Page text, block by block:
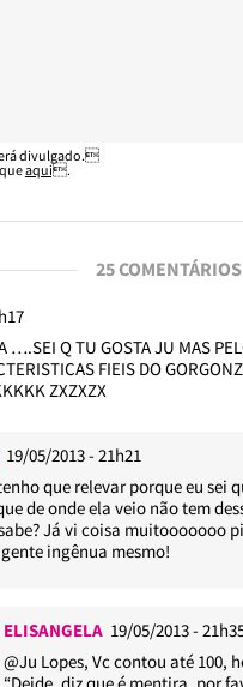
divulgado.
aqui.
25 COMENTÁRIOS
….SEI Q TU GOSTA JU MAS
FIEIS DO
ZXZXZX
19/05/2013 - 21h21
que relevar porque eu sei
de onde ela veio não tem
Já vi coisa muitooooooo
ingênua mesmo!
ELISANGELA 19/05/2013 -
@Ju Lopes, Vc contou até 100,